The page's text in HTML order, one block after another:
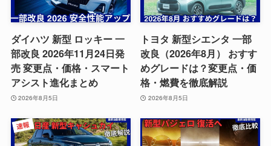
ダイハツ 新型 ロッキー 一
部改良 2026年11月24日発
売 変更点・価格・スマート
アシスト進化まとめ
2026年8月5日
トヨタ 新型シエンタ 一部
改良（2026年8月） おすす
めグレードは？変更点・価
格・燃費を徹底解説
2026年8月5日